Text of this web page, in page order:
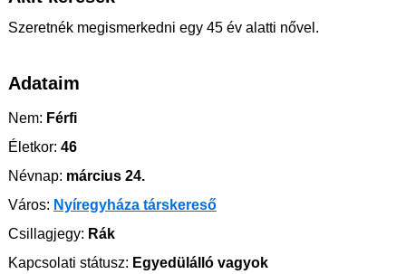
Szeretnék megismerkedni egy 45 év alatti nővel.
Adataim
Nem: Férfi
Életkor: 46
Névnap: március 24.
Város: Nyíregyháza társkereső
Csillagjegy: Rák
Kapcsolati státusz: Egyedülálló vagyok